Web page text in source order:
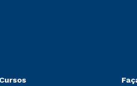
Cursos